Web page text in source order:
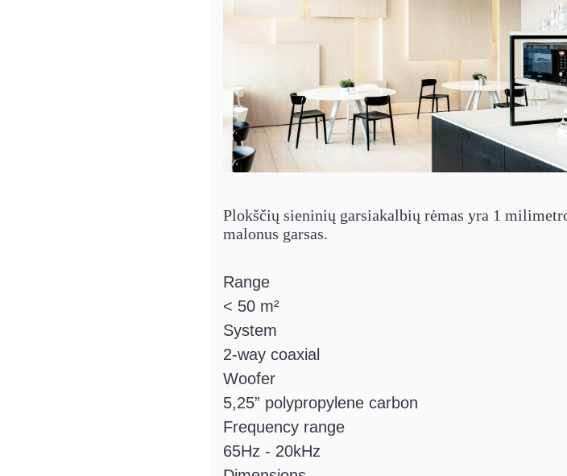
Plokščių sieninių garsiakalbių rėmas yra 1
malonus garsas.
Range
< 50 m²
System
2-way coaxial
Woofer
5,25” polypropylene carbon
Frequency range
65Hz - 20kHz